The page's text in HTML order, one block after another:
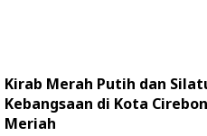
Kirab Merah Putih dan
Kebangsaan di Kota
Meriah